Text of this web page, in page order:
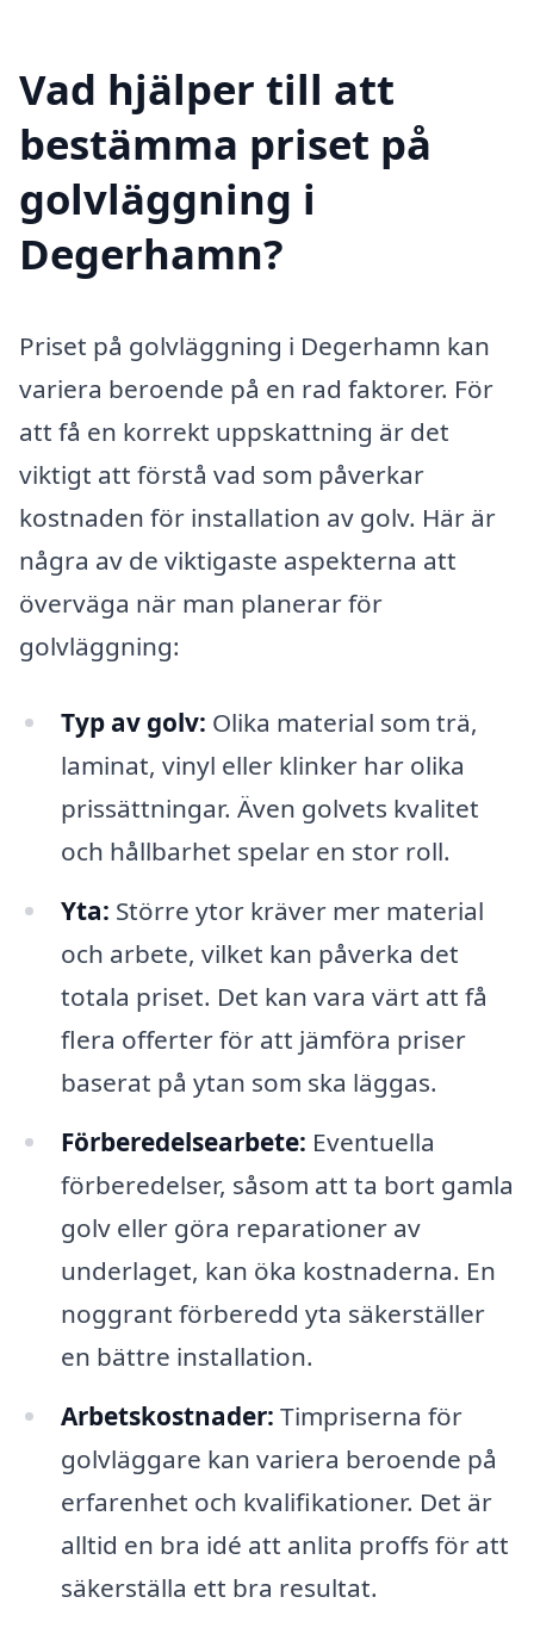
Vad hjälper till att
bestämma priset på
golvläggning i
Degerhamn?
Priset på golvläggning i Degerhamn kan
variera beroende på en rad faktorer. För
att få en korrekt uppskattning är det
viktigt att förstå vad som påverkar
kostnaden för installation av golv. Här är
några av de viktigaste aspekterna att
överväga när man planerar för
golvläggning:
Typ av golv: Olika material som trä,
laminat, vinyl eller klinker har olika
prissättningar. Även golvets kvalitet
och hållbarhet spelar en stor roll.
Yta: Större ytor kräver mer material
och arbete, vilket kan påverka det
totala priset. Det kan vara värt att få
flera offerter för att jämföra priser
baserat på ytan som ska läggas.
Förberedelsearbete: Eventuella
förberedelser, såsom att ta bort gamla
golv eller göra reparationer av
underlaget, kan öka kostnaderna. En
noggrant förberedd yta säkerställer
en bättre installation.
Arbetskostnader: Timpriserna för
golvläggare kan variera beroende på
erfarenhet och kvalifikationer. Det är
alltid en bra idé att anlita proffs för att
säkerställa ett bra resultat.